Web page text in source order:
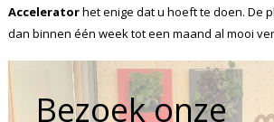
Acceleratorhet enige dat u hoeft te doen. De
dan binnen één week tot een maand al mooi
Bezoek onze